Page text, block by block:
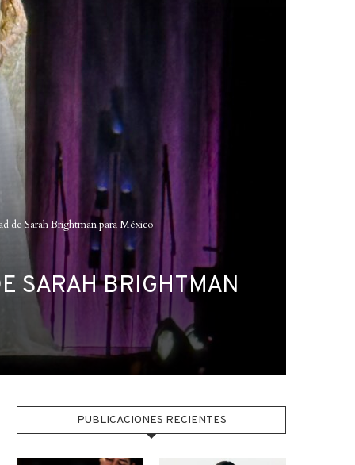
de Sarah Brightman para México
SARAH BRIGHTMAN
PUBLICACIONES RECIENTES